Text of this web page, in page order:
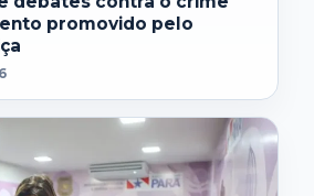
promovido pelo